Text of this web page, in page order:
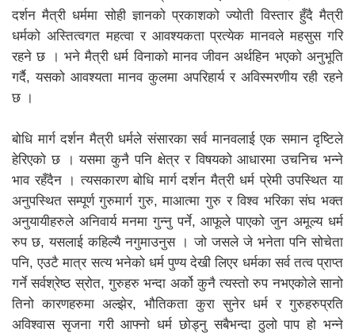
दर्शन मैत्री धर्ममा सोही ज्ञानको प्रकाशको ज्योती विस्तार हुँदै मैत्री
धर्मको अस्तित्वगत महत्वा र आवश्यकता प्रत्येक मानवले महसुस गरि
रहने छ । भने मैत्री धर्म विनाको मानव जीवन अर्थहिन भएको अनुभूति
गर्दै, यसको आवश्यता मानव कुलमा अपरिहार्य र अविस्मरणीय रही रहने
छ ।
बोधि मार्ग दर्शन मैत्री धर्मले संसारका सर्व मानवलाई एक समान दृष्टिले
हेरिएको छ । यसमा कुनै पनि क्षेत्र र विषयको आधारमा उचनिच भन्ने
भाव रहँदैन । त्यसकारण बोधि मार्ग दर्शन मैत्री धर्म प्रेमी उपस्थित या
अनुपस्थित सम्पूर्ण गुरुमार्ग गुरु, माआत्मा गुरु र विश्व भरिका संघ भक्त
अनुयायीहरुले अनिवार्य मनमा गुन्नु पर्ने, आफूले पाएको जुन अमूल्य धर्म
रुप छ, यसलाई कहिल्यै नगुमाउनुस । जो जसले जे भनेता पनि सोचेता
पनि, एउटै मात्र सत्य भनेको धर्म पुण्य देखी लिएर धर्मका सर्व तत्व प्राप्त
गर्ने सर्वश्रेष्ठ स्रोत, गुरुहरु भन्दा अर्को कुनै त्यस्तो रुप नभएकोले सानो
तिनो कारणहरुमा अल्झेर, भौतिकता कुरा सुनेर धर्म र गुरुहरुप्रति
अविश्वास सृजना गरी आफ्नो धर्म छोड्नु सबैभन्दा ठुलो पाप हो भन्ने